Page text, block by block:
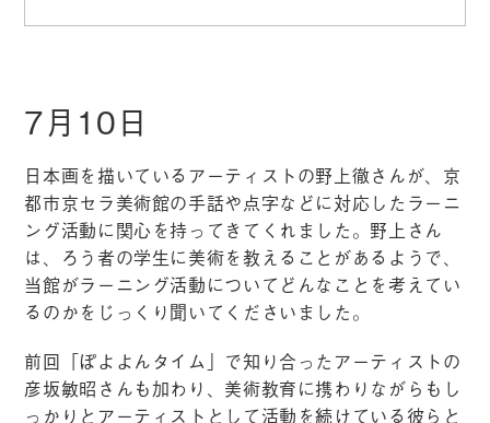
7月10日
日本画を描いているアーティストの野上徹さんが、京
都市京セラ美術館の手話や点字などに対応したラーニ
ング活動に関心を持ってきてくれました。野上さん
は、ろう者の学生に美術を教えることがあるようで、
当館がラーニング活動についてどんなことを考えてい
るのかをじっくり聞いてくださいました。
前回「ぽよよんタイム」で知り合ったアーティストの
彦坂敏昭さんも加わり、美術教育に携わりながらもし
っかりとアーティストとして活動を続けている彼らと